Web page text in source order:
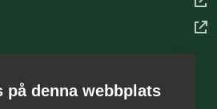
för arbetsgivare
på denna webbplats